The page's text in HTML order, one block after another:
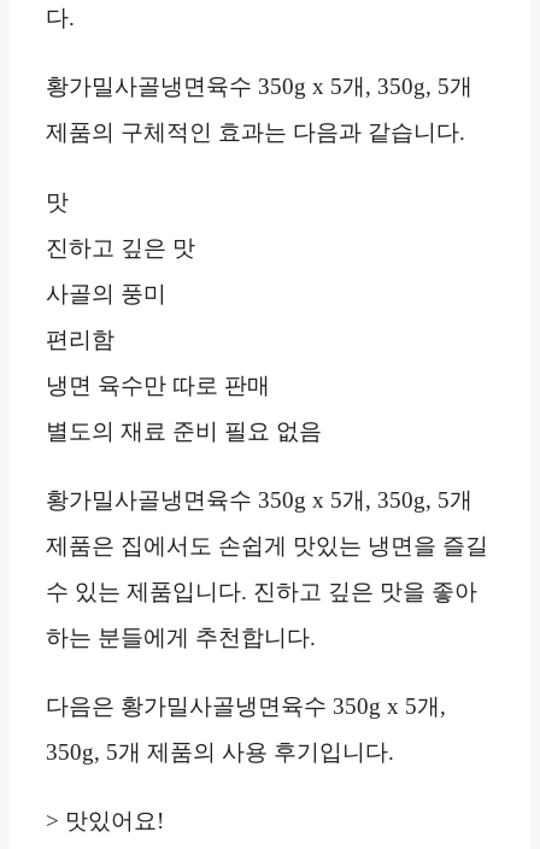
다.
황가밀사골냉면육수 350g x 5개, 350g, 5개
제품의 구체적인 효과는 다음과 같습니다.
맛
진하고 깊은 맛
사골의 풍미
편리함
냉면 육수만 따로 판매
별도의 재료 준비 필요 없음
황가밀사골냉면육수 350g x 5개, 350g, 5개
제품은 집에서도 손쉽게 맛있는 냉면을 즐길
수 있는 제품입니다. 진하고 깊은 맛을 좋아
하는 분들에게 추천합니다.
다음은 황가밀사골냉면육수 350g x 5개,
350g, 5개 제품의 사용 후기입니다.
> 맛있어요!